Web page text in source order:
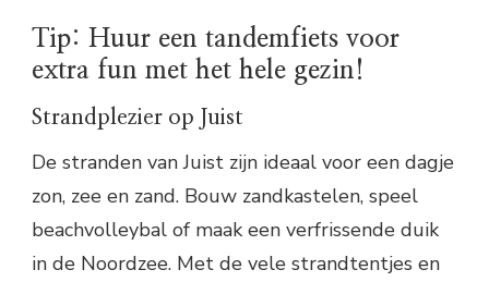
Tip: Huur een tandemfiets voor
extra fun met het hele gezin!
Strandplezier op Juist
De stranden van Juist zijn ideaal voor een dagje
zon, zee en zand. Bouw zandkastelen, speel
beachvolleybal of maak een verfrissende duik
in de Noordzee. Met de vele strandtentjes en